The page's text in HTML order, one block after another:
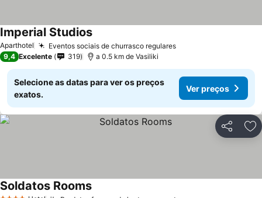
Aparthotel Eventos sociais de churrasco regulares
Imperial Studios
9,4 Excelente 319 a 0.5 km de Vasiliki
Selecione as datas para ver os preços
exatos.
Ver preços
Partilhar
Soldatos Rooms